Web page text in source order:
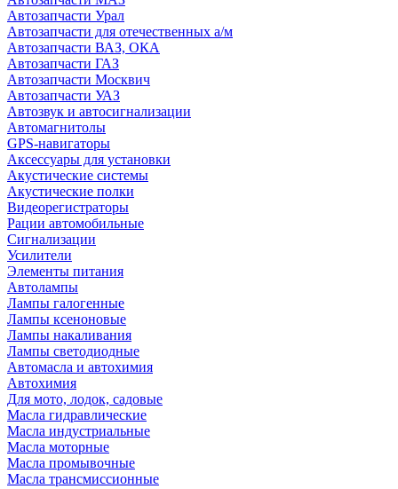
Автозапчасти Урал
Автозапчасти для отечественных а/м
Автозапчасти ВАЗ, ОКА
Автозапчасти ГАЗ
Автозапчасти Москвич
Автозапчасти УАЗ
Автозвук и автосигнализации
Автомагнитолы
GPS-навигаторы
Аксессуары для установки
Акустические системы
Акустические полки
Видеорегистраторы
Рации автомобильные
Сигнализации
Усилители
Элементы питания
Автолампы
Лампы галогенные
Лампы ксеноновые
Лампы накаливания
Лампы светодиодные
Автомасла и автохимия
Автохимия
Для мото, лодок, садовые
Масла гидравлические
Масла индустриальные
Масла моторные
Масла промывочные
Масла трансмиссионные